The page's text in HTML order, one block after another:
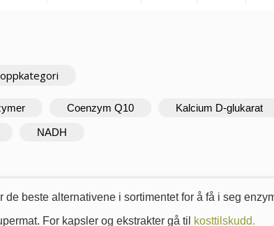
Coenzym Q10 Kalcium D-glukarat
NADH
de beste alternativene i sortimentet for å få i seg
For kapsler og ekstrakter gå til
kosttilskudd.